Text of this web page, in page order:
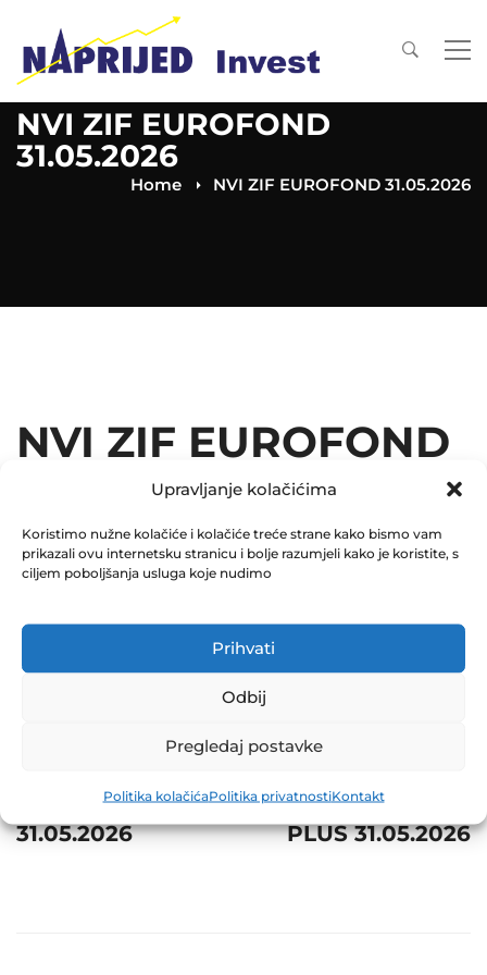
Upravljanje kolačićima
Koristimo nužne kolačiće i kolačiće treće strane kako bismo vam
prikazali ovu internetsku stranicu i bolje razumjeli kako je koristite, s
ciljem poboljšanja usluga koje nudimo
Prihvati
Odbij
Pregledaj postavke
Politika kolačićaPolitika privatnostiKontakt
NVI ZIF EUROFOND
31.05.2026
Home NVI ZIF EUROFOND 31.05.2026
NVI ZIF EUROFOND
31.05.2026
June 26, 2026
0 Comments
navigation
NVI ZIF NAPRIJED
31.05.2026
NVI ZIF PROF
PLUS 31.05.2026